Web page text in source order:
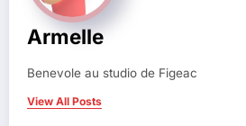
Armelle
Benevole au studio de Figeac
View All Posts